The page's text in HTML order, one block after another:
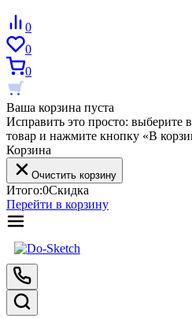
0
0
0
Ваша корзина пуста
Исправить это просто: выберите
товар и нажмите кнопку «В
Корзина
Очистить корзину
Итого:0Скидка
Перейти в корзину